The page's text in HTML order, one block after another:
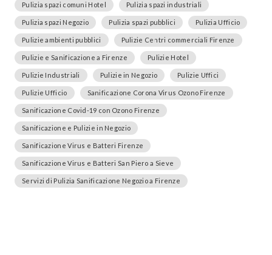
Pulizia spazi comuni Hotel Pulizia spazi industriali
Pulizia spazi Negozio Pulizia spazi pubblici Pulizia Ufficio
Pulizie ambienti pubblici Pulizie Centri commerciali Firenze
Pulizie e Sanificazione a Firenze Pulizie Hotel
Pulizie Industriali Pulizie in Negozio Pulizie Uffici
Pulizie Ufficio Sanificazione Corona Virus Ozono Firenze
Sanificazione Covid-19 con Ozono Firenze
Sanificazione e Pulizie in Negozio
Sanificazione Virus e Batteri Firenze
Sanificazione Virus e Batteri San Piero a Sieve
Servizi di Pulizia Sanificazione Negozio a Firenze